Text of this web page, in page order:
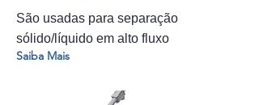
São usadas para separação
sólido/líquido em alto fluxo
Saiba Mais